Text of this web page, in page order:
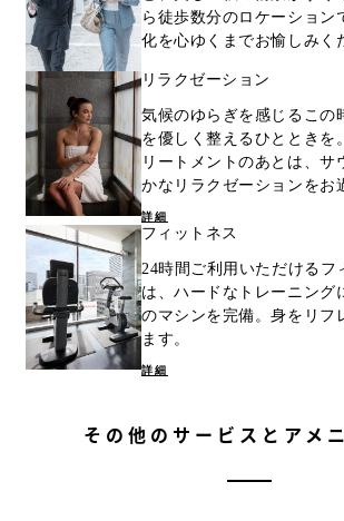
ら徒歩数分のロケーション
化を心ゆくまでお愉しみく
リラクゼーション
気候のゆらぎを感じるこの
を優しく整えるひとときを
リートメントのあとは、サ
かなリラクゼーションをお
詳細
フィットネス
24時間ご利用いただけるフ
は、ハードなトレーニング
のマシンを完備。身をリフ
ます。
詳細
その他のサービスとアメ